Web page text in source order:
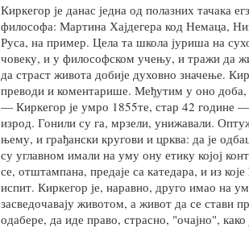
Киркегор је данас једна од полазних тачака
философа: Мартина Хајдегера код Немаца,
Руса, на пример. Цела та школа јуриша на
човеку, и у философском учењу, и тражи да
да страст живота добије духовно значење.
преводи и коментарише. Међутим у оно доба,
— Киркегор је умро 1855те, стар 42 године
изрод. Гонили су га, мрзели, унижавали.
њему, и грађански кругови и црква: да је
су углавном имали на уму ону етику којој
се, отштампана, предаје са катедара, и из
испит. Киркегор је, наравно, друго имао на
засведочавају животом, а живот да се стави
одабере, да иде право, страсно, "очајно",